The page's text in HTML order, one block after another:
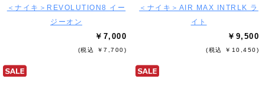
＜ナイキ＞REVOLUTION8 イー
ジーオン
￥7,000
(税込 ￥7,700)
＜ナイキ＞AIR MAX INTRLK ラ
イト
￥9,500
(税込 ￥10,450)